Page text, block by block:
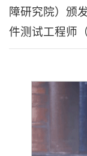
障研究院）颁
件测试工程师